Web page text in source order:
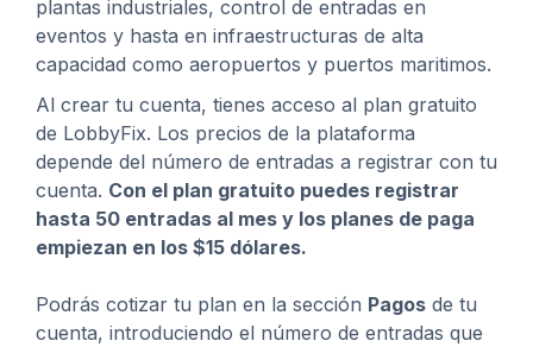
plantas industriales, control de entradas en
eventos y hasta en infraestructuras de alta
capacidad como aeropuertos y puertos maritimos.
Al crear tu cuenta, tienes acceso al plan gratuito
de LobbyFix. Los precios de la plataforma
depende del número de entradas a registrar con tu
cuenta. Con el plan gratuito puedes registrar
hasta 50 entradas al mes y los planes de paga
empiezan en los $15 dólares.
Podrás cotizar tu plan en la sección Pagos de tu
cuenta, introduciendo el número de entradas que